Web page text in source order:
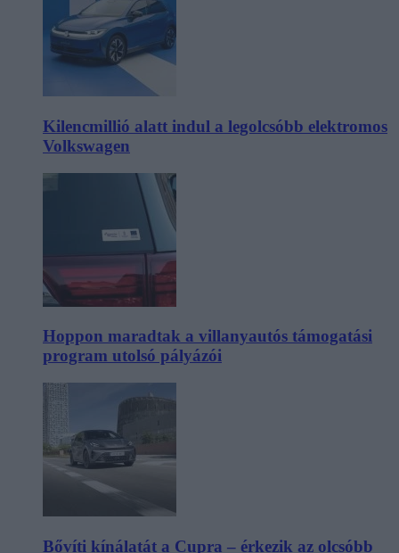
Kilencmillió alatt indul a legolcsóbb elektromos
Volkswagen
Hoppon maradtak a villanyautós támogatási
program utolsó pályázói
Bővíti kínálatát a Cupra – érkezik az olcsóbb